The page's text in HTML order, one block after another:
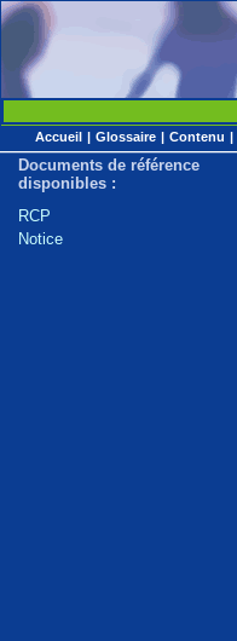
Accueil | Glossaire | Contenu |
Documents de référence
disponibles :
RCP
Notice